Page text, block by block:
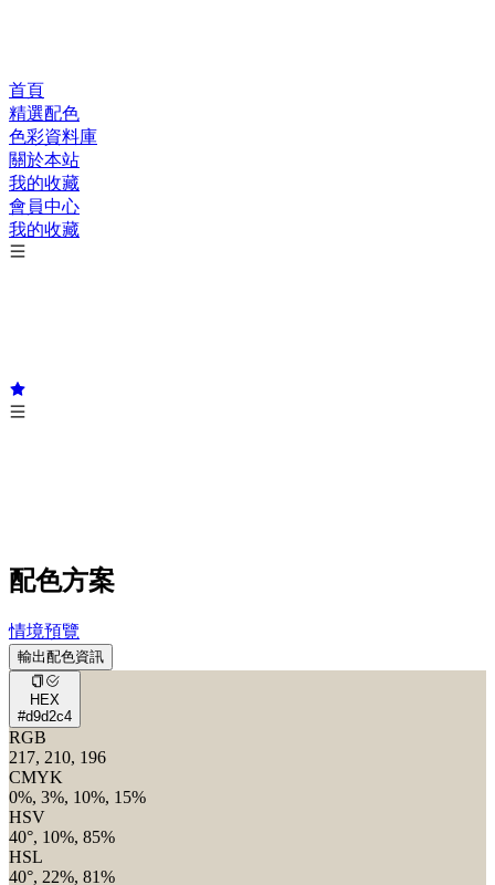
首頁
精選配色
色彩資料庫
關於本站
我的收藏
會員中心
我的收藏
配色方案
情境預覽
輸出配色資訊
HEX
#d9d2c4
RGB
217, 210, 196
CMYK
0%, 3%, 10%, 15%
HSV
40°, 10%, 85%
HSL
40°, 22%, 81%